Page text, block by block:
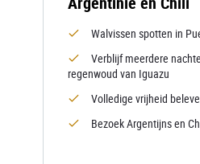
Walvissen spotten in
Verblijf meerdere
regenwoud van Iguazu
Volledige vrijheid
Bezoek Argentijns en